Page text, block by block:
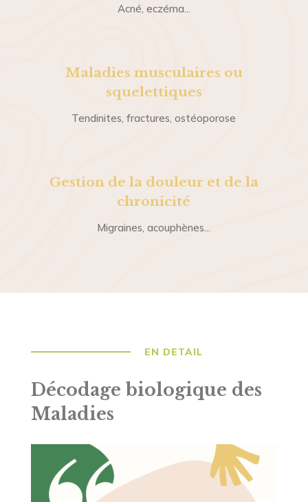
Acné, eczéma...
Maladies musculaires ou
squelettiques
Tendinites, fractures, ostéoporose
Gestion de la douleur et de la
chronicité
Migraines, acouphènes...
EN DETAIL
Décodage biologique des
Maladies